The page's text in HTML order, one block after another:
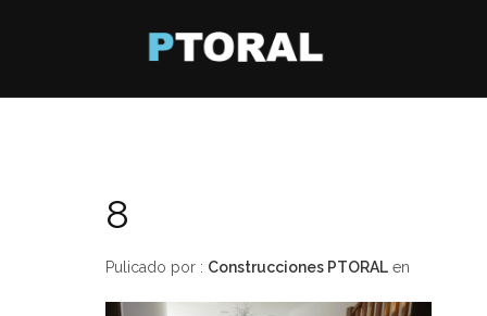
8
Pulicado por : Construcciones PTORAL en